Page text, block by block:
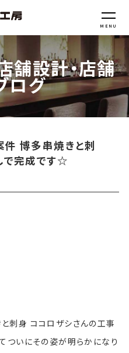
MENU
舗設計・店舗
ログ
博多串焼きと刺
で完成です☆
刺身 ココロザシさんの工事
ついにその姿が明らかになり